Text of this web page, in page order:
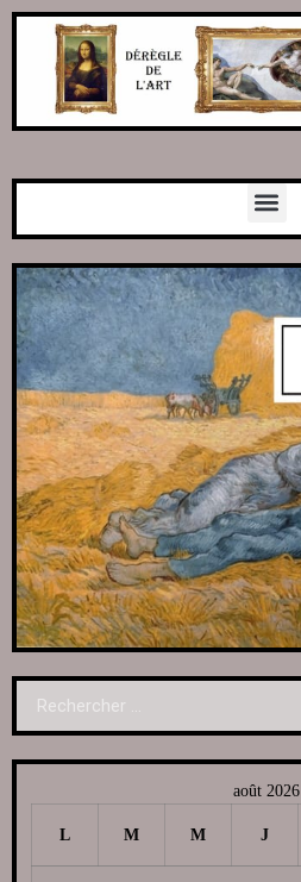
août 2026
L M M J